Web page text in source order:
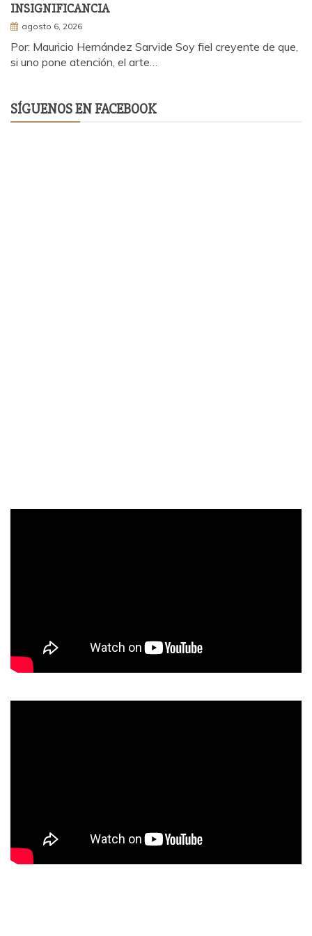
INSIGNIFICANCIA
agosto 6, 2026
Por: Mauricio Hernández Sarvide Soy fiel creyente de que,
si uno pone atención, el arte…
SÍGUENOS EN FACEBOOK